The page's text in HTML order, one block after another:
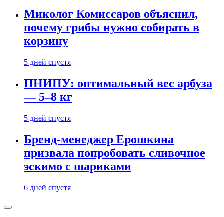
Миколог Комиссаров объяснил,
почему грибы нужно собирать в
корзину
5 дней спустя
ПНИПУ: оптимальный вес арбуза
— 5–8 кг
5 дней спустя
Бренд-менеджер Ерошкина
призвала попробовать сливочное
эскимо с шариками
6 дней спустя